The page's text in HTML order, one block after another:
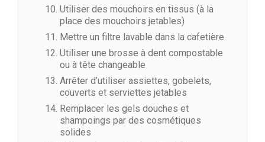
Utiliser des mouchoirs en tissus (à la
place des mouchoirs jetables)
Mettre un filtre lavable dans la cafetière
Utiliser une brosse à dent compostable
ou à tête changeable
Arrêter d’utiliser assiettes, gobelets,
couverts et serviettes jetables
Remplacer les gels douches et
shampoings par des cosmétiques
solides